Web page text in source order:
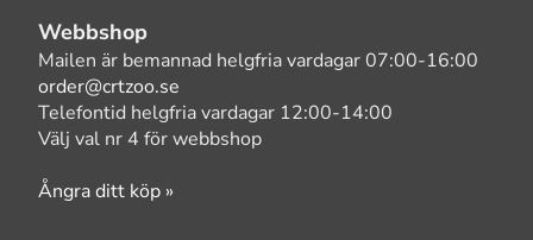
Webbshop
Mailen är bemannad helgfria vardagar 07:00-16:00
order@crtzoo.se
Telefontid helgfria vardagar 12:00-14:00
Välj val nr 4 för webbshop
Ångra ditt köp »